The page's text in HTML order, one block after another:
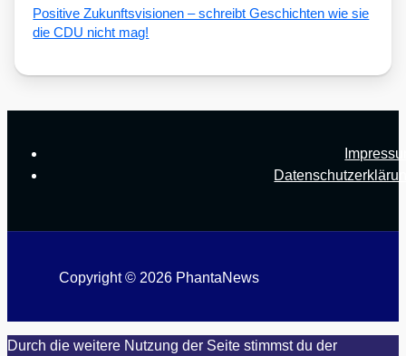
Posi­ti­ve Zukunfts­vi­sio­nen – schreibt Geschich­ten wie sie
die CDU nicht mag!
Copyright © 2026 PhantaNews
Durch die weitere Nutzung der Seite stimmst du der